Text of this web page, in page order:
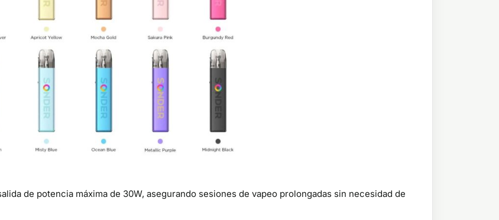
de potencia máxima de 30W, asegurando sesiones de vapeo prolongadas sin necesidad de